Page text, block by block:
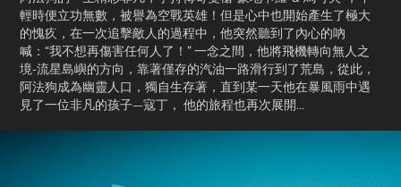
輕時便立功無數，被譽為空戰英雄！但是心中也開始產生了極大
的愧疚，在一次追擊敵人的過程中，他突然聽到了內心的吶
喊：“我不想再傷害任何人了！” 一念之間，他將飛機轉向無人之
境-流星島嶼的方向，靠著僅存的汽油一路滑行到了荒島，從此，
阿法狗成為幽靈人口，獨自生存著，直到某一天他在暴風雨中遇
見了一位非凡的孩子—寇丁， 他的旅程也再次展開...